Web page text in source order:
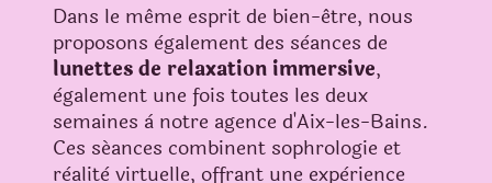
Dans le même esprit de bien-être, nous
proposons ègalement des sèances de
lunettes de relaxation immersive,
ègalement une fois toutes les deux
semaines à notre agence d'Aix-les-Bains.
Ces séances combinent sophrologie et
rèalitè virtuelle, offrant une expèrience